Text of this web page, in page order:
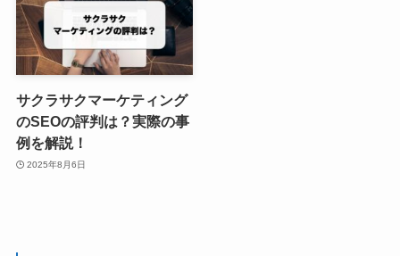
サクラサクマーケティング
のSEOの評判は？実際の事
例を解説！
2025年8月6日